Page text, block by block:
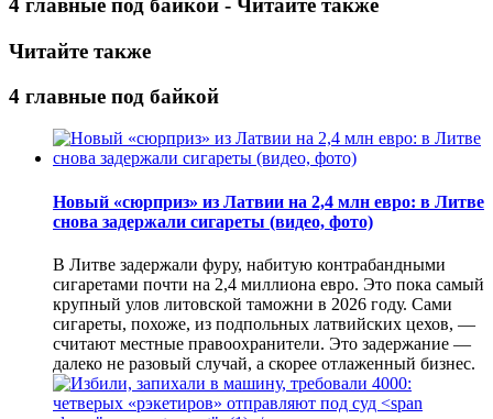
4 главные под байкой - Читайте также
Читайте также
4 главные под байкой
Новый «сюрприз» из Латвии на 2,4 млн евро: в Литве
снова задержали сигареты (видео, фото)
В Литве задержали фуру, набитую контрабандными
сигаретами почти на 2,4 миллиона евро. Это пока самый
крупный улов литовской таможни в 2026 году. Сами
сигареты, похоже, из подпольных латвийских цехов, —
считают местные правоохранители. Это задержание —
далеко не разовый случай, а скорее отлаженный бизнес.